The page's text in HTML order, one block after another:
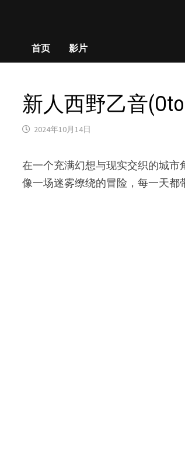
首页 影片
新人西野乙音
2024年10月14日
在一个充满幻想与现实交织的城市
像一场迷雾缭绕的冒险，每一天都